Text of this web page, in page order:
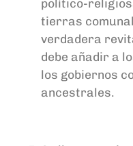
político-
tierras
verdadera
debe añadir a
los gobiernos
ancestrales.